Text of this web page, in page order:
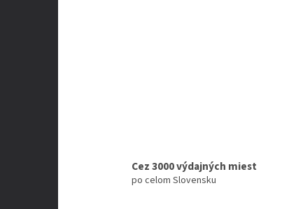
Cez 3000 výdajných miest
po celom Slovensku